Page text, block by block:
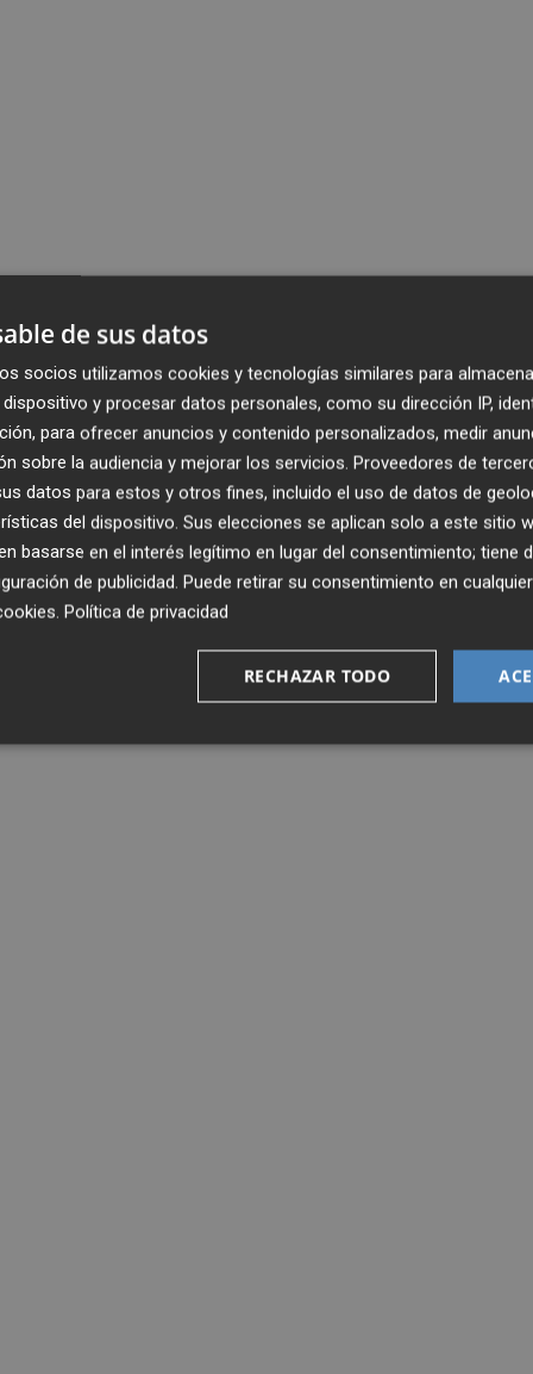
de sus datos
socios utilizamos cookies y tecnologías similares para
y procesar datos personales, como su dirección IP,
para ofrecer anuncios y contenido personalizados, medir
sobre la audiencia y mejorar los servicios. Proveedores de
datos para estos y otros fines, incluido el uso de datos de
del dispositivo. Sus elecciones se aplican solo a este sitio
basarse en el interés legítimo en lugar del consentimiento; tiene
de publicidad. Puede retirar su consentimiento en
. Política de privacidad
RECHAZAR TODO